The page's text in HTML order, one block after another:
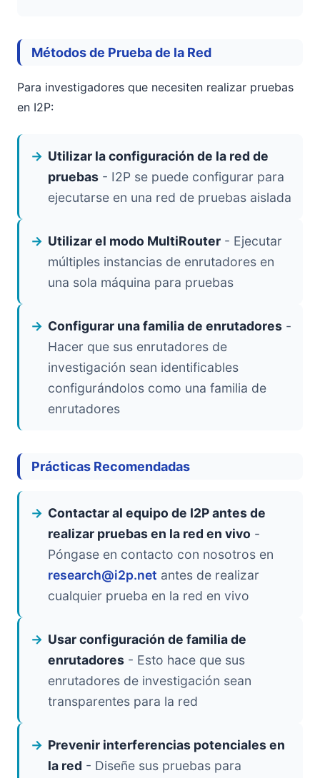
Métodos de Prueba de la Red
Para investigadores que necesiten realizar pruebas
en I2P:
Utilizar la configuración de la red de
pruebas - I2P se puede configurar para
ejecutarse en una red de pruebas aislada
Utilizar el modo MultiRouter - Ejecutar
múltiples instancias de enrutadores en
una sola máquina para pruebas
Configurar una familia de enrutadores -
Hacer que sus enrutadores de
investigación sean identificables
configurándolos como una familia de
enrutadores
Prácticas Recomendadas
Contactar al equipo de I2P antes de
realizar pruebas en la red en vivo -
Póngase en contacto con nosotros en
research@i2p.net antes de realizar
cualquier prueba en la red en vivo
Usar configuración de familia de
enrutadores - Esto hace que sus
enrutadores de investigación sean
transparentes para la red
Prevenir interferencias potenciales en
la red - Diseñe sus pruebas para